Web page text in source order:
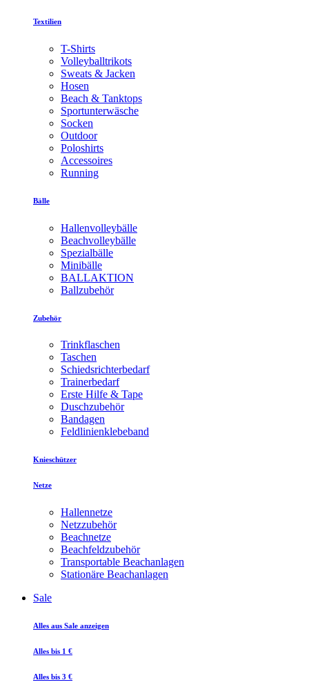
Textilien
T-Shirts
Volleyballtrikots
Sweats & Jacken
Hosen
Beach & Tanktops
Sportunterwäsche
Socken
Outdoor
Poloshirts
Accessoires
Running
Bälle
Hallenvolleybälle
Beachvolleybälle
Spezialbälle
Minibälle
BALLAKTION
Ballzubehör
Zubehör
Trinkflaschen
Taschen
Schiedsrichterbedarf
Trainerbedarf
Erste Hilfe & Tape
Duschzubehör
Bandagen
Feldlinienklebeband
Knieschützer
Netze
Hallennetze
Netzzubehör
Beachnetze
Beachfeldzubehör
Transportable Beachanlagen
Stationäre Beachanlagen
Sale
Alles aus Sale anzeigen
Alles bis 1 €
Alles bis 3 €